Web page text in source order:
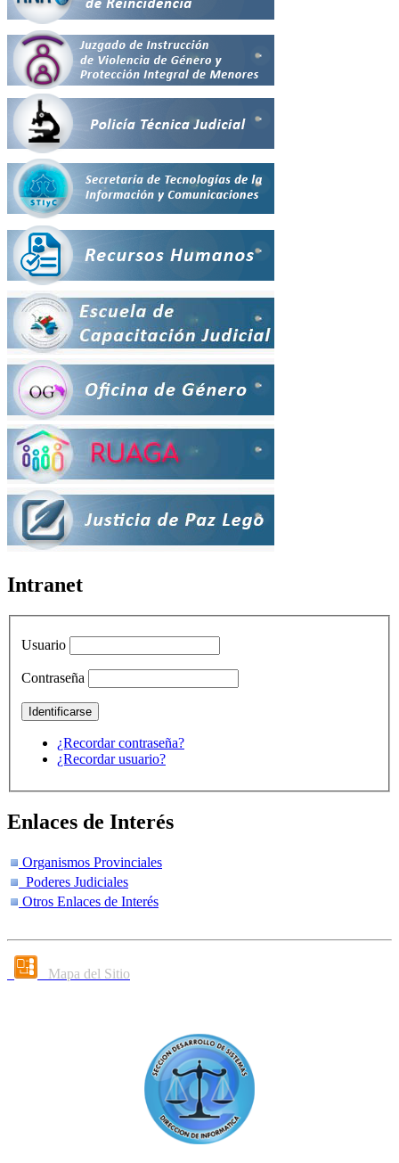
Intranet
Usuario
Contraseña
¿Recordar contraseña?
¿Recordar usuario?
Enlaces de Interés
Organismos Provinciales
Poderes Judiciales
Otros Enlaces de Interés
Mapa del Sitio